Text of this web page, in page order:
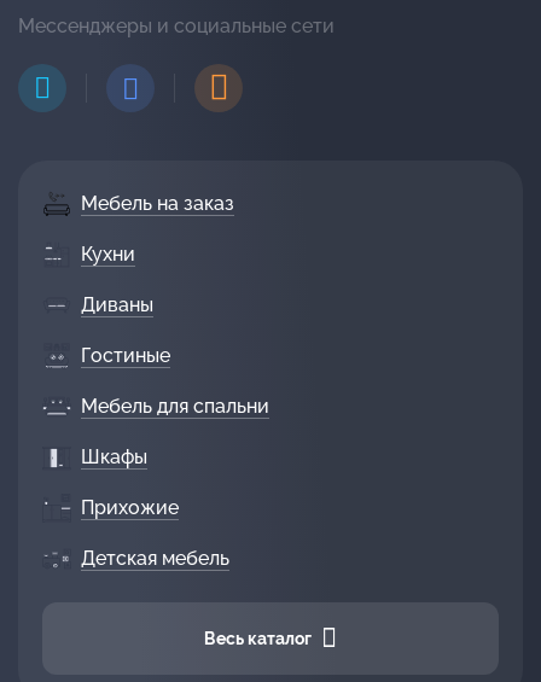
Мебель на заказ
Кухни
Диваны
Гостиные
Мебель для спальни
Шкафы
Прихожие
Детская мебель
Весь каталог
Мессенджеры и социальные сети